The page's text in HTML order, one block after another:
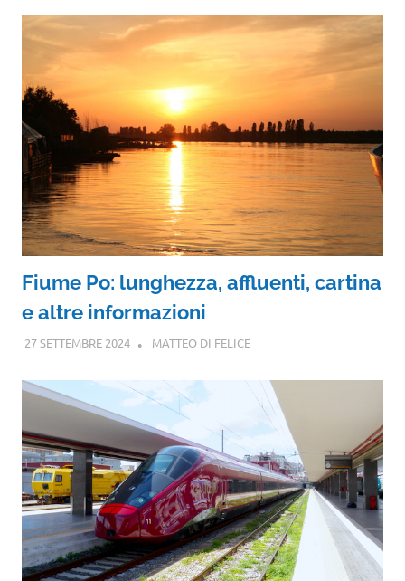
Fiume Po: lunghezza, affluenti, cartina
e altre informazioni
27 SETTEMBRE 2024 MATTEO DI FELICE